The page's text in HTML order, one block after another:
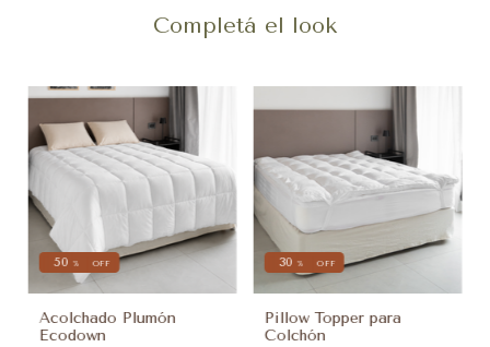
Completá el look
50 % OFF
Acolchado Plumón
Ecodown
30 % OFF
Pillow Topper para
Colchón